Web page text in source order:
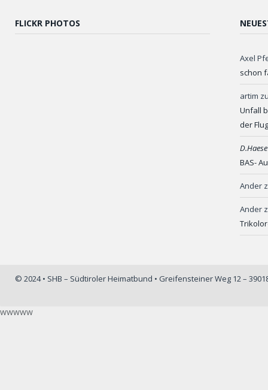
FLICKR PHOTOS
Axel
schon
artim
Unfall
der
BAS-
Ander
Ander
© 2024 • SHB – Südtiroler Heimatbund • Greifensteiner Weg 12 –
wwwww